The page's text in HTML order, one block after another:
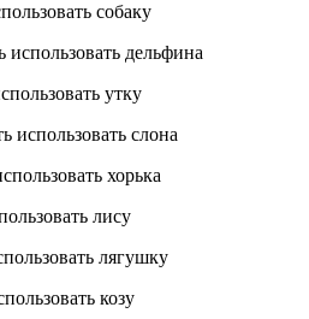
собаку
дельфина
утку
слона
хорька
лису
лягушку
козу